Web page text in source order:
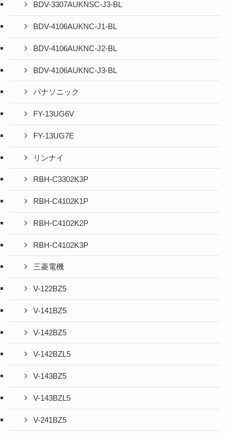
BDV-3307AUKNSC-J3-BL
BDV-4106AUKNC-J1-BL
BDV-4106AUKNC-J2-BL
BDV-4106AUKNC-J3-BL
パナソニック
FY-13UG6V
FY-13UG7E
リンナイ
RBH-C3302K3P
RBH-C4102K1P
RBH-C4102K2P
RBH-C4102K3P
三菱電機
V-122BZ5
V-141BZ5
V-142BZ5
V-142BZL5
V-143BZ5
V-143BZL5
V-241BZ5